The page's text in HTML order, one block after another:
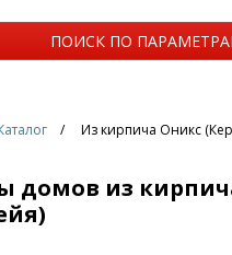
ПОИСК ПО
Из кирпича Оникс
домов из